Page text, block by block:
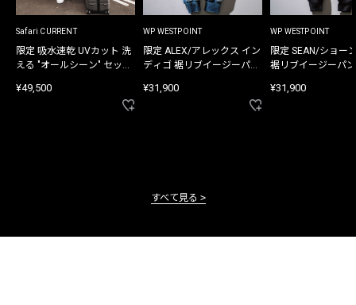
Safari CURRENT
限定 吸水速乾 UVカット 洗
える "オールシーン" セット
¥49,500
WP WESTPOINT
限定 ALEX/アレックス イン
ディゴ 裾リブイージーパン
¥31,900
WP WESTPOINT
限定 SEAN/ショー
裾リブイージーパ
¥31,900
すべて見る